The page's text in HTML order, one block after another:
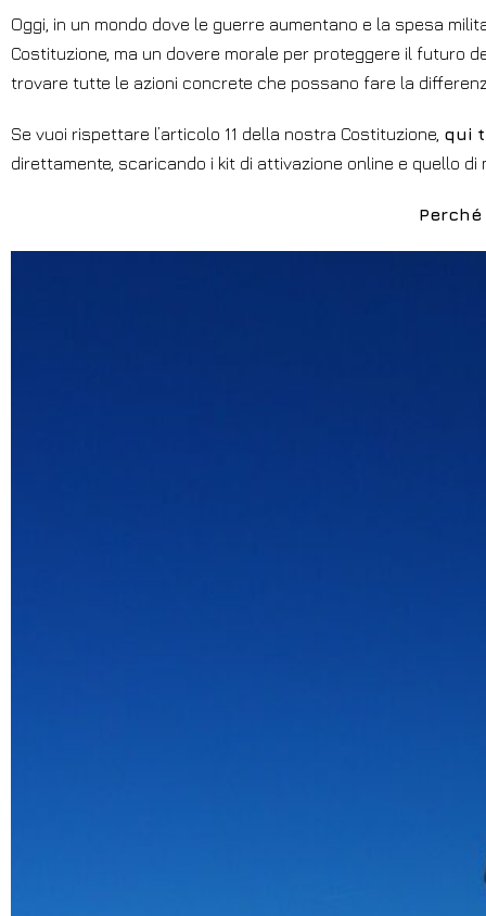
Oggi, in un mondo dove le guerre aumentano e la spesa
Costituzione, ma un dovere morale per proteggere il futuro
trovare tutte le azioni concrete che possano fare la
Se vuoi rispettare l’articolo 11 della nostra Costituzione, qui
direttamente, scaricando i kit di attivazione online e quello di